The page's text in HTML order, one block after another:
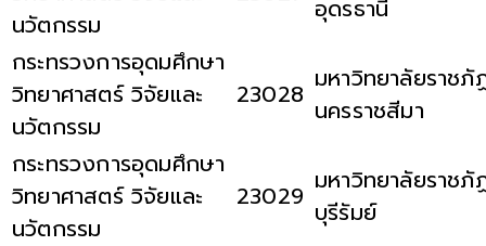
นวัตกรรม
อุดรธานี
กระทรวงการอุดมศึกษา
วิทยาศาสตร์ วิจัยและ
นวัตกรรม
23028 มหาวิทยาลัยราชภั
นครราชสีมา
กระทรวงการอุดมศึกษา
วิทยาศาสตร์ วิจัยและ
นวัตกรรม
23029 มหาวิทยาลัยราชภั
บุรีรัมย์